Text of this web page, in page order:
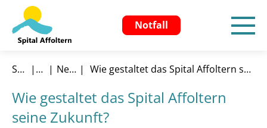
Notfall
Startseite Aktuelles
News & Aktuelles Wie gestaltet das Spital Affoltern seine Zukunft?
Wie gestaltet das Spital Affoltern
seine Zukunft?